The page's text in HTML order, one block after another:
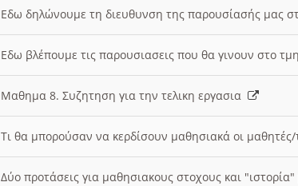
Εδω δηλώνουμε τη διευθυνση της παρουσίασής μας
Εδω βλέπουμε τις παρουσιασεις που θα γινουν στο
Μαθημα 8. Συζητηση για την τελικη εργασια
Τι θα μπορούσαν να κερδίσουν μαθησιακά οι
Δύο προτάσεις για μαθησιακους στοχους και